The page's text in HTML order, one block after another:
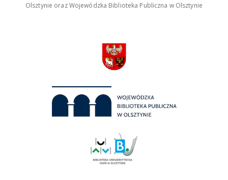
Olsztynie oraz Wojewódzka Biblioteka Publiczna w Olsztynie